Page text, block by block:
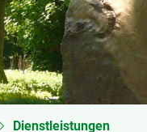
Dienstleistungen